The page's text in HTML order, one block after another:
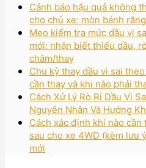
Cảnh báo hậu quả không
cho chủ xe: mòn bánh
Mẹo kiểm tra mức dầu vi
mới: nhận biết thiếu dầu,
châm/thay
Chu kỳ thay dầu vi sai
cần thay và khi nào phải
Cách Xử Lý Rò Rỉ Dầu Vi
Nguyên Nhân Và Hướng
Cách xác định khi nào cần
sau cho xe 4WD (kèm lưu
mới